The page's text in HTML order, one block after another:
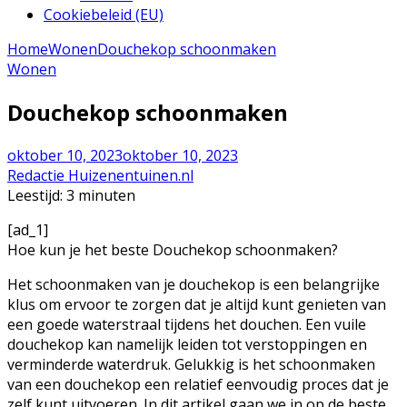
Cookiebeleid (EU)
HomeWonenDouchekop schoonmaken
Wonen
Douchekop schoonmaken
oktober 10, 2023oktober 10, 2023
Redactie Huizenentuinen.nl
Leestijd: 3 minuten
[ad_1]
Hoe kun je het beste Douchekop schoonmaken?
Het schoonmaken van je douchekop is een belangrijke
klus om ervoor te zorgen dat je altijd kunt genieten van
een goede waterstraal tijdens het douchen. Een vuile
douchekop kan namelijk leiden tot verstoppingen en
verminderde waterdruk. Gelukkig is het schoonmaken
van een douchekop een relatief eenvoudig proces dat je